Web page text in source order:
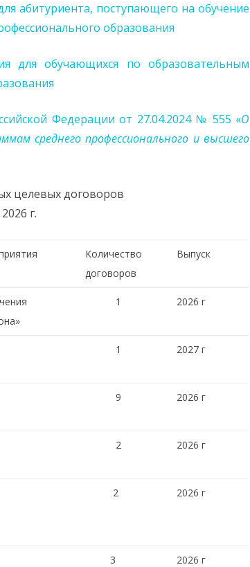
абитуриента, поступающего на обучение
образования
для обучающихся по образовательным
Федерации от 27.04.2024 № 555 «О
среднего профессионального и высшего
целевых договоров
г.
Количество
договоров
Выпуск
1 2026 г
1 2027 г
9 2026 г
2 2026 г
2 2026 г
3 2026 г